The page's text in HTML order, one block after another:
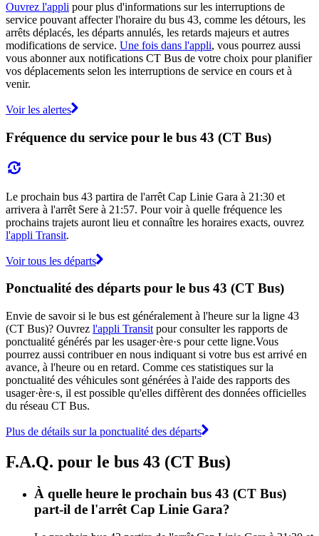
Ouvrez l'appli pour plus d'informations sur les interruptions de
service pouvant affecter l'horaire du bus 43, comme les détours, les
arrêts déplacés, les départs annulés, les retards majeurs et autres
modifications de service. Une fois dans l'appli, vous pourrez aussi
vous abonner aux notifications CT Bus de votre choix pour planifier
vos déplacements selon les interruptions de service en cours et à
venir.
Voir les alertes
Fréquence du service pour le bus 43 (CT Bus)
Le prochain bus 43 partira de l'arrêt Cap Linie Gara à 21:30 et
arrivera à l'arrêt Sere à 21:57. Pour voir à quelle fréquence les
prochains trajets auront lieu et connaître les horaires exacts, ouvrez
l'appli Transit.
Voir tous les départs
Ponctualité des départs pour le bus 43 (CT Bus)
Envie de savoir si le bus est généralement à l'heure sur la ligne 43
(CT Bus)? Ouvrez l'appli Transit pour consulter les rapports de
ponctualité générés par les usager·ère·s pour cette ligne.Vous
pourrez aussi contribuer en nous indiquant si votre bus est arrivé en
avance, à l'heure ou en retard. Comme ces statistiques sur la
ponctualité des véhicules sont générées à l'aide des rapports des
usager·ère·s, il est possible qu'elles diffèrent des données officielles
du réseau CT Bus.
Plus de détails sur la ponctualité des départs
F.A.Q. pour le bus 43 (CT Bus)
À quelle heure le prochain bus 43 (CT Bus)
part-il de l'arrêt Cap Linie Gara?